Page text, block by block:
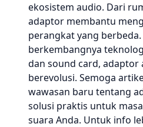
ekosistem audio. Dari
adaptor membantu
perangkat yang
berkembangnya
dan sound card, adaptor
berevolusi. Semoga
wawasan baru tentang
solusi praktis untuk
suara Anda. Untuk info